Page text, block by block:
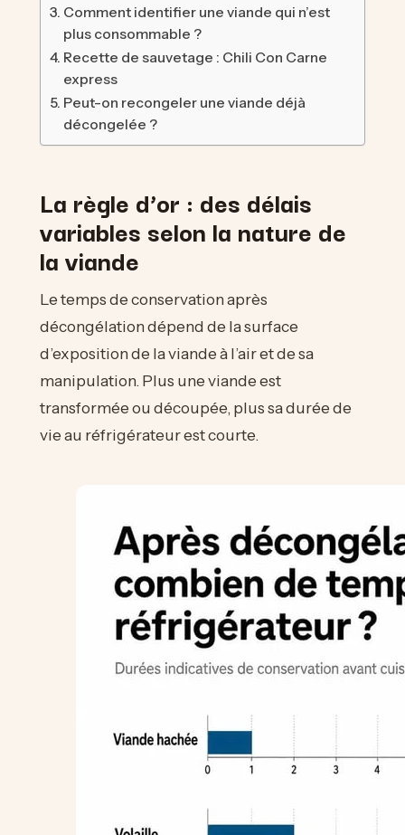
Comment identifier une viande qui n’est
plus consommable ?
Recette de sauvetage : Chili Con Carne
express
Peut-on recongeler une viande déjà
décongelée ?
La règle d’or : des délais
variables selon la nature de
la viande
Le temps de conservation après
décongélation dépend de la surface
d’exposition de la viande à l’air et de sa
manipulation. Plus une viande est
transformée ou découpée, plus sa durée de
vie au réfrigérateur est courte.